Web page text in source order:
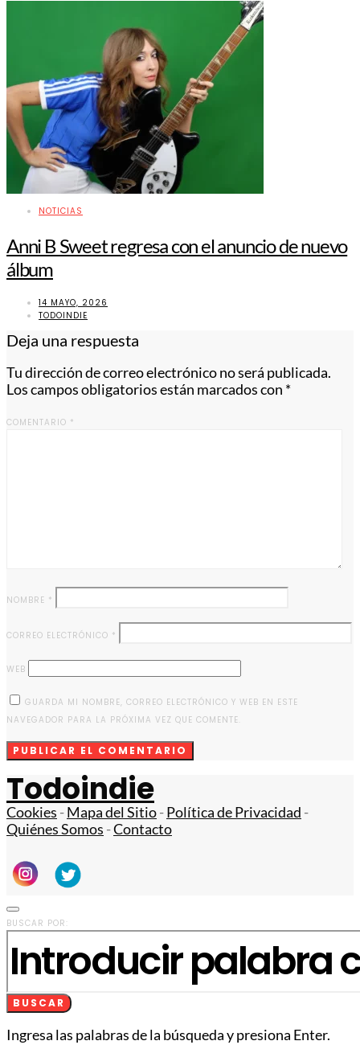
NOTICIAS
Anni B Sweet regresa con el anuncio de nuevo
álbum
14 MAYO, 2026
TODOINDIE
Deja una respuesta
Tu dirección de correo electrónico no será publicada.
Los campos obligatorios están marcados con *
COMENTARIO *
NOMBRE *
CORREO ELECTRÓNICO *
WEB
GUARDA MI NOMBRE, CORREO ELECTRÓNICO Y WEB EN ESTE
NAVEGADOR PARA LA PRÓXIMA VEZ QUE COMENTE.
Todoindie
Cookies -Mapa del Sitio-Política de Privacidad -
Quiénes Somos -Contacto
BUSCAR POR:
BUSCAR
Ingresa las palabras de la búsqueda y presiona Enter.